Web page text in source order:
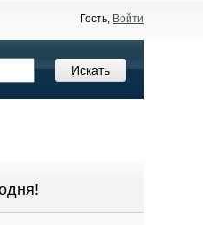
Гость, Войти